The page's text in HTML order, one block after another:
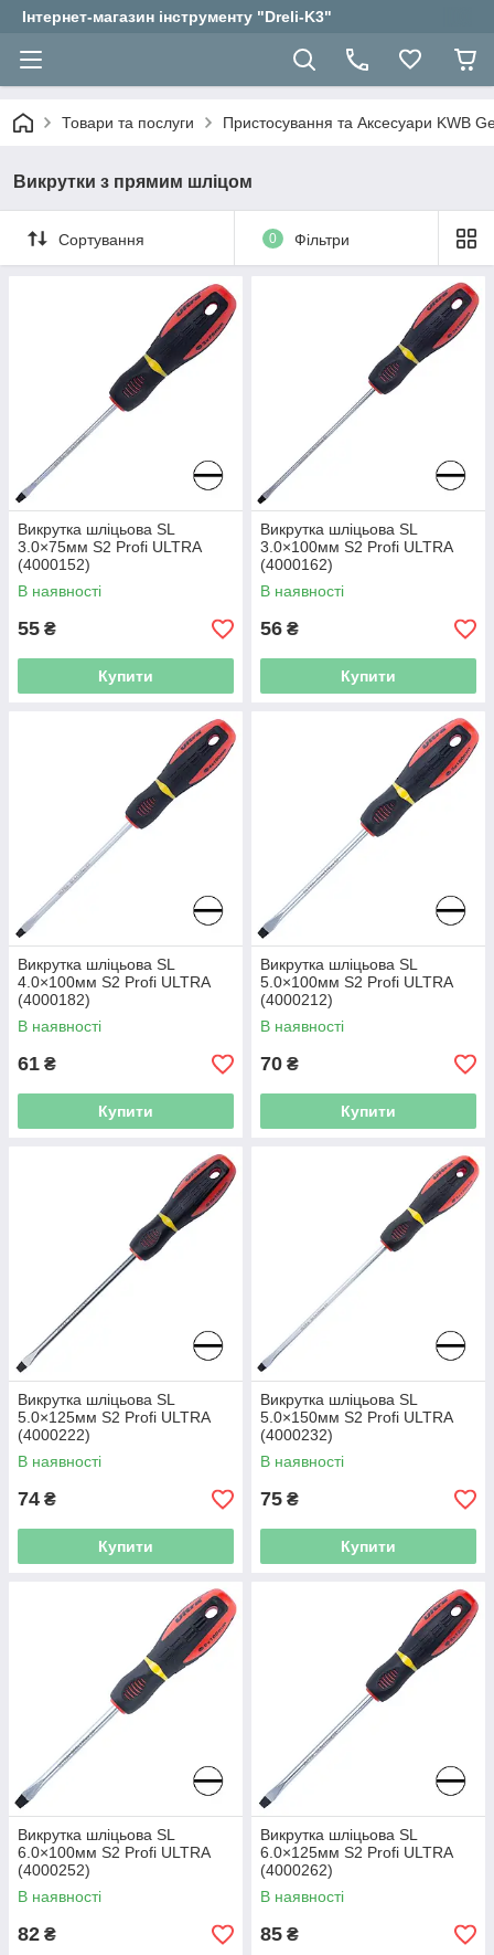
Інтернет-магазин інструменту "Dreli-K3"
Товари та послуги Пристосування та Аксесуари KWB
Викрутки з прямим шліцом
Сортування 0 Фільтри
Викрутка шліцьова SL
3.0×75мм S2 Profi ULTRA
(4000152)
В наявності
55 ₴
Купити
Викрутка шліцьова SL
3.0×100мм S2 Profi ULTRA
(4000162)
В наявності
56 ₴
Купити
Викрутка шліцьова SL
4.0×100мм S2 Profi ULTRA
(4000182)
В наявності
61 ₴
Купити
Викрутка шліцьова SL
5.0×100мм S2 Profi ULTRA
(4000212)
В наявності
70 ₴
Купити
Викрутка шліцьова SL
5.0×125мм S2 Profi ULTRA
(4000222)
В наявності
74 ₴
Купити
Викрутка шліцьова SL
5.0×150мм S2 Profi ULTRA
(4000232)
В наявності
75 ₴
Купити
Викрутка шліцьова SL
6.0×100мм S2 Profi ULTRA
(4000252)
В наявності
82 ₴
Викрутка шліцьова SL
6.0×125мм S2 Profi ULTRA
(4000262)
В наявності
85 ₴